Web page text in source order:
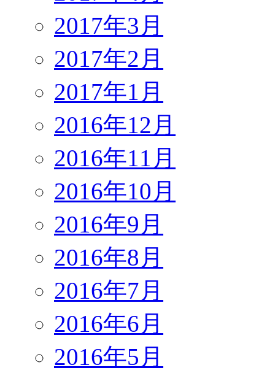
2017年3月
2017年2月
2017年1月
2016年12月
2016年11月
2016年10月
2016年9月
2016年8月
2016年7月
2016年6月
2016年5月